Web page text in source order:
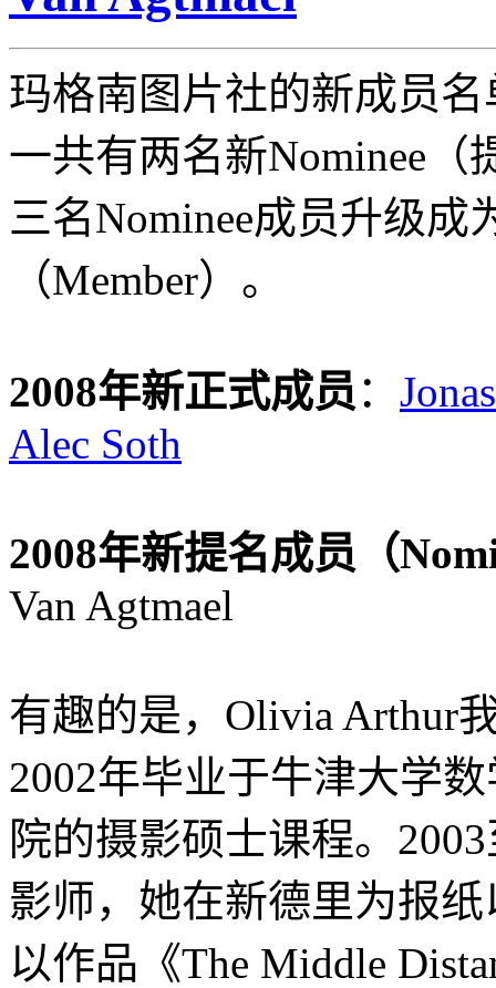
玛格南图片社的新成员
一共有两名新Nominee（
三名Nominee成员升级成
（Member）。
2008年新正式成员 ：
Alec Soth
2008年新提名成员（
Van Agtmael
有趣的是，Olivia Arthur
2002年毕业于牛津大学
院的摄影硕士课程。
影师，她在新德里为报
以作品《The Middle